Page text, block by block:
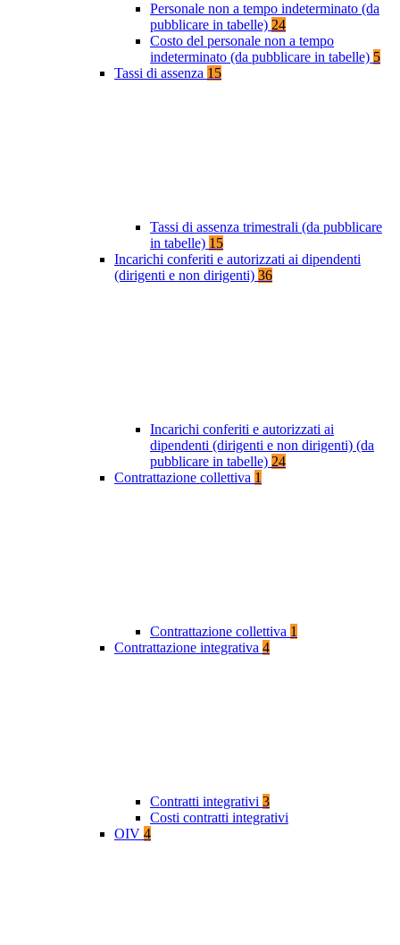
Personale non a tempo indeterminato (da
pubblicare in tabelle) 24
Costo del personale non a tempo
indeterminato (da pubblicare in tabelle) 5
Tassi di assenza 15
Tassi di assenza trimestrali (da pubblicare
in tabelle) 15
Incarichi conferiti e autorizzati ai dipendenti
(dirigenti e non dirigenti) 36
Incarichi conferiti e autorizzati ai
dipendenti (dirigenti e non dirigenti) (da
pubblicare in tabelle) 24
Contrattazione collettiva 1
Contrattazione collettiva 1
Contrattazione integrativa 4
Contratti integrativi 3
Costi contratti integrativi
OIV 4